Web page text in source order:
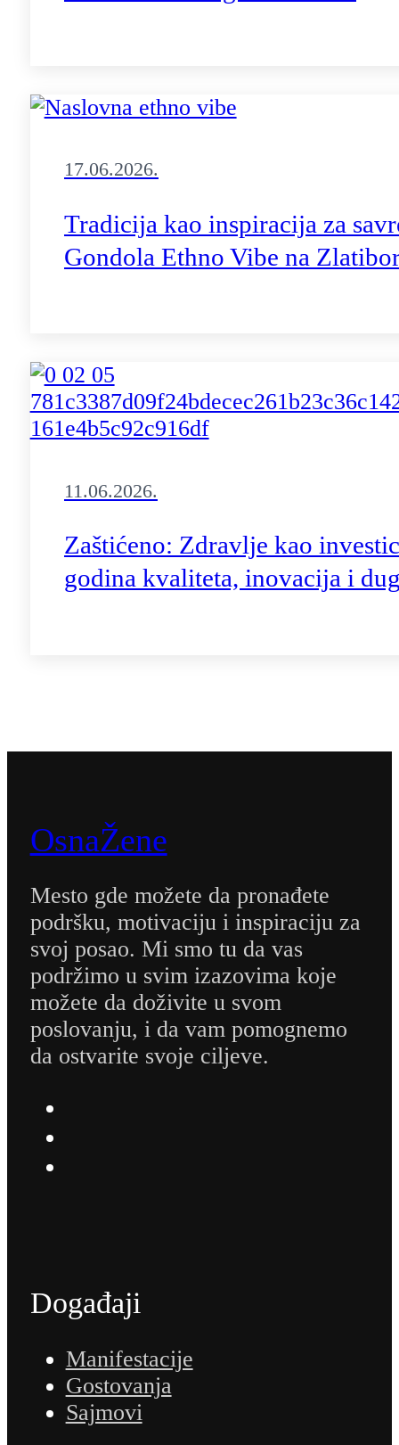
17.06.2026.
Tradicija kao inspiracija za
Gondola Ethno Vibe na
11.06.2026.
Zaštićeno: Zdravlje kao
godina kvaliteta, inovacija i
OsnaŽene
Mesto gde možete da pronađete
podršku, motivaciju i inspiraciju za
svoj posao. Mi smo tu da vas
podržimo u svim izazovima koje
možete da doživite u svom
poslovanju, i da vam pomognemo
da ostvarite svoje ciljeve.
Događaji
Manifestacije
Gostovanja
Sajmovi